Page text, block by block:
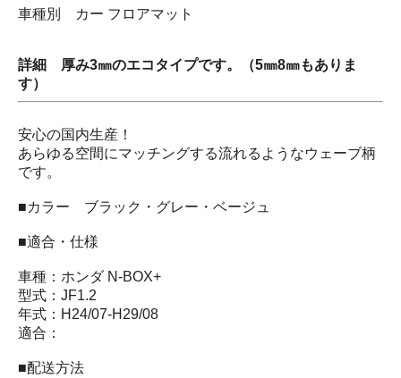
車種別 カー フロアマット
詳細 厚み3㎜のエコタイプです。（5㎜8㎜もありま
す）
安心の国内生産！
あらゆる空間にマッチングする流れるようなウェーブ柄
です。
■カラー ブラック・グレー・ベージュ
■適合・仕様
車種：ホンダ N-BOX+
型式：JF1.2
年式：H24/07-H29/08
適合：
■配送方法